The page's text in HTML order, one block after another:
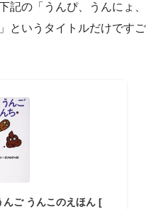
記の「うんぴ、うんにょ、
というタイトルだけですご
んご うんこのえほん [